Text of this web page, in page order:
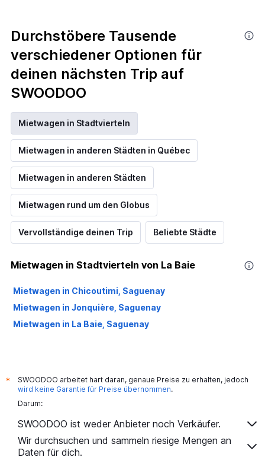
Durchstöbere Tausende
verschiedener Optionen für
deinen nächsten Trip auf
SWOODOO
Mietwagen in Stadtvierteln
Mietwagen in anderen Städten in Québec
Mietwagen in anderen Städten
Mietwagen rund um den Globus
Vervollständige deinen Trip Beliebte Städte
Mietwagen in Stadtvierteln von La Baie
Mietwagen in Chicoutimi, Saguenay
Mietwagen in Jonquière, Saguenay
Mietwagen in La Baie, Saguenay
*
SWOODOO arbeitet hart daran, genaue Preise zu erhalten, jedoch
wird keine Garantie für Preise übernommen.
Darum:
SWOODOO ist weder Anbieter noch Verkäufer.
Wir durchsuchen und sammeln riesige Mengen an
Daten für dich.